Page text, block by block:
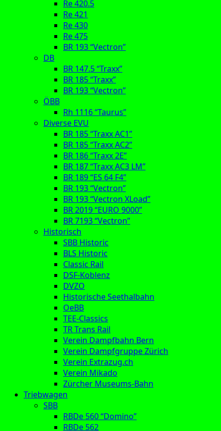
Re 420.5
Re 421
Re 430
Re 475
BR 193 “Vectron”
DB
BR 147.5 “Traxx”
BR 185 “Traxx”
BR 193 “Vectron”
ÖBB
Rh 1116 “Taurus”
Diverse EVU
BR 185 “Traxx AC1”
BR 185 “Traxx AC2”
BR 186 “Traxx 2E”
BR 187 “Traxx AC3 LM”
BR 189 “ES 64 F4”
BR 193 “Vectron”
BR 193 “Vectron XLoad”
BR 2019 “EURO 9000”
BR 7193 “Vectron”
Historisch
SBB Historic
BLS Historic
Classic Rail
DSF-Koblenz
DVZO
Historische Seethalbahn
OeBB
TEE-Classics
TR Trans Rail
Verein Dampfbahn Bern
Verein Dampfgruppe Zürich
Verein Extrazug.ch
Verein Mikado
Zürcher Museums-Bahn
Triebwagen
SBB
RBDe 560 “Domino”
RBDe 562